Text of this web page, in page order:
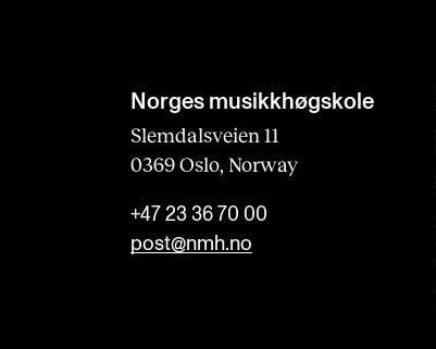
Norges musikk­høgskole
Slemdalsveien 11
0369 Oslo, Norway
+47 23 36 70 00
post@nmh.no